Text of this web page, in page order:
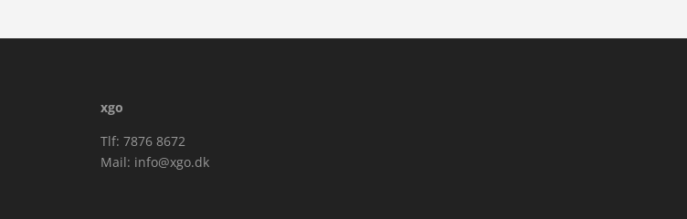
xgo
Tlf: 7876 8672
Mail: info@xgo.dk